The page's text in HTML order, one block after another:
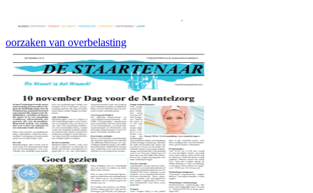
oorzaken van overbelasting